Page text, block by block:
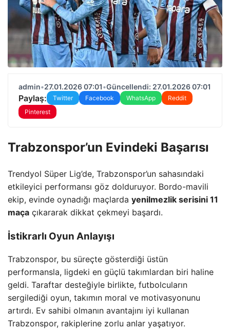
admin•27.01.2026 07:01•Güncellendi: 27.01.2026 07:01
Paylaş: Twitter Facebook WhatsApp
Reddit
Pinterest
Trabzonspor’un Evindeki Başarısı
Trendyol Süper Lig’de, Trabzonspor’un sahasındaki
etkileyici performansı göz dolduruyor. Bordo-mavili
ekip, evinde oynadığı maçlarda yenilmezlik serisini 11
maça çıkararak dikkat çekmeyi başardı.
İstikrarlı Oyun Anlayışı
Trabzonspor, bu süreçte gösterdiği üstün
performansla, ligdeki en güçlü takımlardan biri haline
geldi. Taraftar desteğiyle birlikte, futbolcuların
sergilediği oyun, takımın moral ve motivasyonunu
artırdı. Ev sahibi olmanın avantajını iyi kullanan
Trabzonspor, rakiplerine zorlu anlar yaşatıyor.